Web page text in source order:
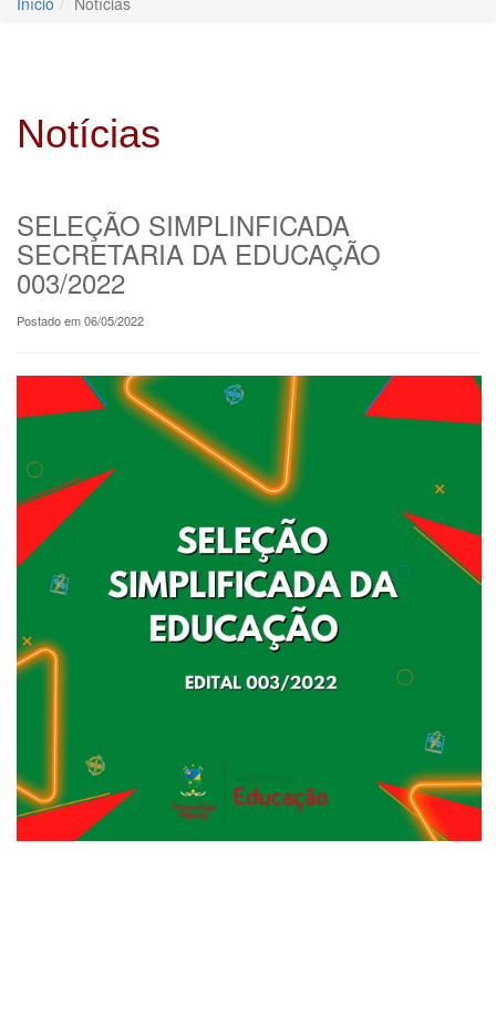
Notícias
SELEÇÃO SIMPLINFICADA
SECRETARIA DA EDUCAÇÃO
003/2022
Postado em 06/05/2022